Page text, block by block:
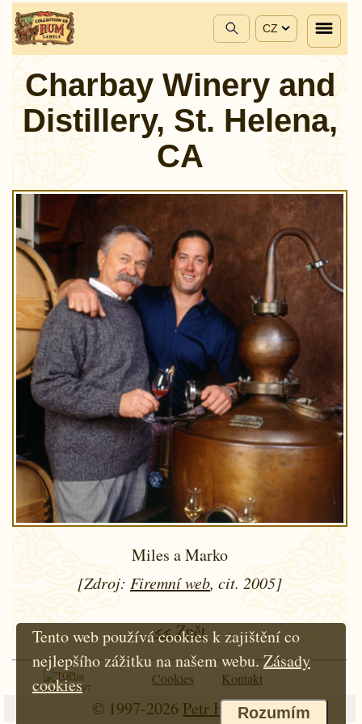
CZ
Charbay Winery and
Distillery, St. Helena,
CA
Miles a Marko
[Zdroj: Firemní web, cit. 2005]
<< Zpět
Od roku 1997
Cookies Kontakt
© 1997-2026 Petr Hloušek
Tento web používá cookies k zajištění co
nejlepšího zážitku na našem webu. Zásady
cookies
Rozumím